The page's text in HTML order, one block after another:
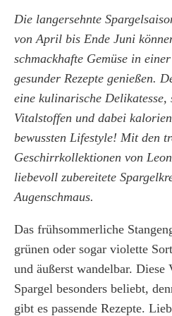
Die langersehnte
von April bis Ende Juni
schmackhafte Gemüse in
gesunder Rezepte genießen.
eine kulinarische Delikatesse,
Vitalstoffen und dabei
bewussten Lifestyle! Mit den
Geschirrkollektionen von
liebevoll zubereitete
Augenschmaus.
Das frühsommerliche
grünen oder sogar violette
und äußerst wandelbar.
Spargel besonders beliebt,
gibt es passende Rezepte.